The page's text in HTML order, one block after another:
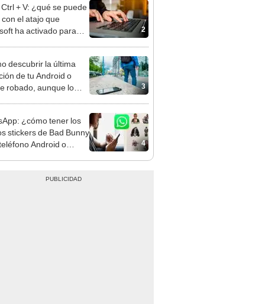
2
el atajo que
ha activado para
3
descubrir la última
de tu Android o
robado, aunque lo
apagado?
4
¿cómo tener los
stickers de Bad Bunny
Android o